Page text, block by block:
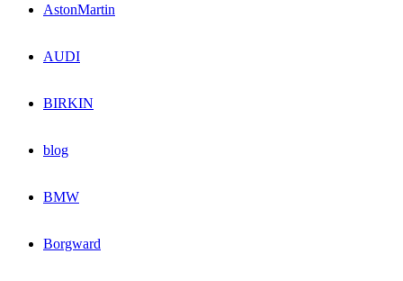
AstonMartin
AUDI
BIRKIN
blog
BMW
Borgward